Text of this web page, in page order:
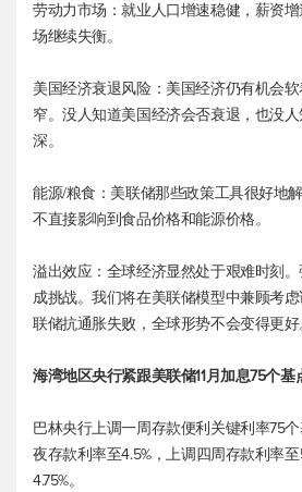
劳动力市场：就业人口增速稳健，薪资
场继续失衡。
美国经济衰退风险：美国经济仍有机会
窄。没人知道美国经济会否衰退，也没
深。
能源/粮食：美联储那些政策工具很好地
不直接影响到食品价格和能源价格。
溢出效应：全球经济显然处于艰难时刻
成挑战。我们将在美联储模型中兼顾考
联储抗通胀失败，全球形势不会变得更好
海湾地区央行紧跟美联储11月加息75个基
巴林央行上调一周存款便利关键利率75
夜存款利率至4.5%，上调四周存款利率
4.75%。